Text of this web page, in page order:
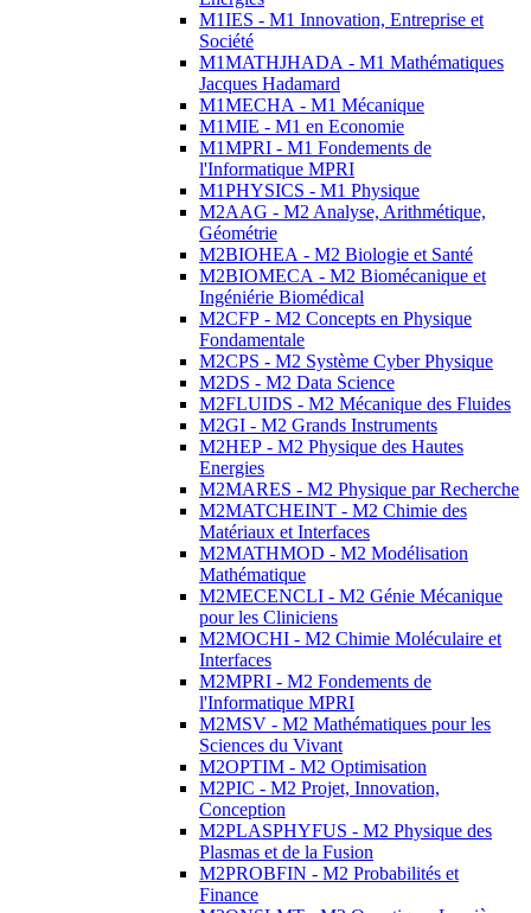
M1IES - M1 Innovation, Entreprise et
Société
M1MATHJHADA - M1 Mathématiques
Jacques Hadamard
M1MECHA - M1 Mécanique
M1MIE - M1 en Economie
M1MPRI - M1 Fondements de
l'Informatique MPRI
M1PHYSICS - M1 Physique
M2AAG - M2 Analyse, Arithmétique,
Géométrie
M2BIOHEA - M2 Biologie et Santé
M2BIOMECA - M2 Biomécanique et
Ingéniérie Biomédical
M2CFP - M2 Concepts en Physique
Fondamentale
M2CPS - M2 Système Cyber Physique
M2DS - M2 Data Science
M2FLUIDS - M2 Mécanique des Fluides
M2GI - M2 Grands Instruments
M2HEP - M2 Physique des Hautes
Energies
M2MARES - M2 Physique par Recherche
M2MATCHEINT - M2 Chimie des
Matériaux et Interfaces
M2MATHMOD - M2 Modélisation
Mathématique
M2MECENCLI - M2 Génie Mécanique
pour les Cliniciens
M2MOCHI - M2 Chimie Moléculaire et
Interfaces
M2MPRI - M2 Fondements de
l'Informatique MPRI
M2MSV - M2 Mathématiques pour les
Sciences du Vivant
M2OPTIM - M2 Optimisation
M2PIC - M2 Projet, Innovation,
Conception
M2PLASPHYFUS - M2 Physique des
Plasmas et de la Fusion
M2PROBFIN - M2 Probabilités et
Finance